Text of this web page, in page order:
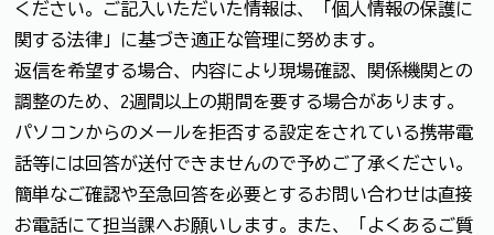
ください。ご記入いただいた情報は、「個人情報の保護に
関する法律」に基づき適正な管理に努めます。
返信を希望する場合、内容により現場確認、関係機関との
調整のため、2週間以上の期間を要する場合があります。
パソコンからのメールを拒否する設定をされている携帯電
話等には回答が送付できませんので予めご了承ください。
簡単なご確認や至急回答を必要とするお問い合わせは直接
お電話にて担当課へお願いします。また、「よくあるご質